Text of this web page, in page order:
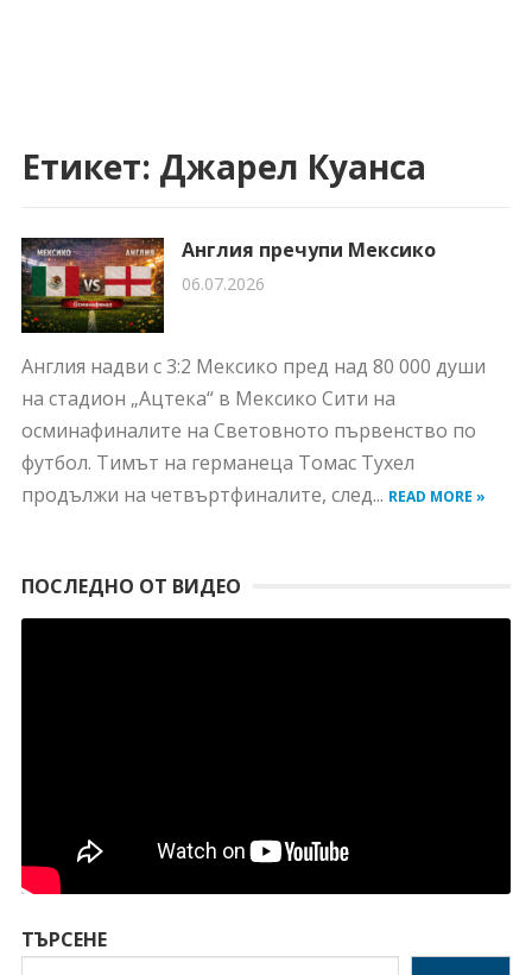
Етикет: Джарел Куанса
Англия пречупи Мексико
06.07.2026
Англия надви с 3:2 Мексико пред над 80 000 души
на стадион „Ацтека“ в Мексико Сити на
осминафиналите на Световното първенство по
футбол. Тимът на германеца Томас Тухел
продължи на четвъртфиналите, след... READ MORE »
ПОСЛЕДНО ОТ ВИДЕО
ТЪРСЕНЕ